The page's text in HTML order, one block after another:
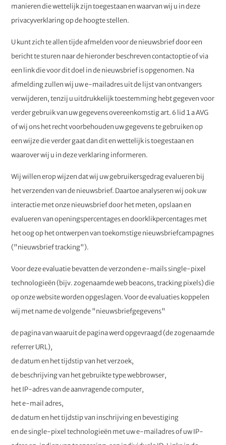
manieren die wettelijk zijn toegestaan en waarvan wij u in deze
privacyverklaring op de hoogte stellen.
U kunt zich te allen tijde afmelden voor de nieuwsbrief door een
bericht te sturen naar de hieronder beschreven contactoptie of via
een link die voor dit doel in de nieuwsbrief is opgenomen. Na
afmelding zullen wij uw e-mailadres uit de lijst van ontvangers
verwijderen, tenzij u uitdrukkelijk toestemming hebt gegeven voor
verder gebruik van uw gegevens overeenkomstig art. 6 lid 1 a AVG
of wij ons het recht voorbehouden uw gegevens te gebruiken op
een wijze die verder gaat dan dit en wettelijk is toegestaan en
waarover wij u in deze verklaring informeren.
Wij willen erop wijzen dat wij uw gebruikersgedrag evalueren bij
het verzenden van de nieuwsbrief. Daartoe analyseren wij ook uw
interactie met onze nieuwsbrief door het meten, opslaan en
evalueren van openingspercentages en doorklikpercentages met
het oog op het ontwerpen van toekomstige nieuwsbriefcampagnes
("nieuwsbrief tracking").
Voor deze evaluatie bevatten de verzonden e-mails single-pixel
technologieën (bijv. zogenaamde web beacons, tracking pixels) die
op onze website worden opgeslagen. Voor de evaluaties koppelen
wij met name de volgende "nieuwsbriefgegevens"
de pagina van waaruit de pagina werd opgevraagd (de zogenaamde
referrer URL),
de datum en het tijdstip van het verzoek,
de beschrijving van het gebruikte type webbrowser,
het IP-adres van de aanvragende computer,
het e-mail adres,
de datum en het tijdstip van inschrijving en bevestiging
en de single-pixel technologieën met uw e-mailadres of uw IP-